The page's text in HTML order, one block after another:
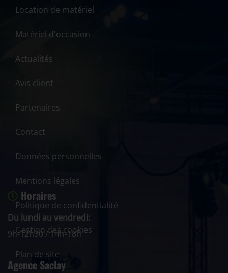
Location de matériel
Matériel d'occasion
Actualités
Avis client
Partenaires
Contact
Données personnelles
Mentions légales
Politique de confidentialité
Gestion des cookies
Plan de site
Horaires
Du lundi au vendredi:
9h-12h30 / 14h-18h
Agence Saclay